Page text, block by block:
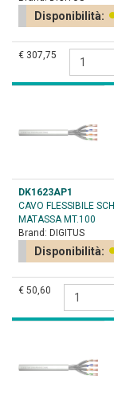
Disponibilità:
€ 307,75
DK1623AP1
CAVO FLESSIBILE
MATASSA MT.100
Brand: DIGITUS
Disponibilità:
€ 50,60